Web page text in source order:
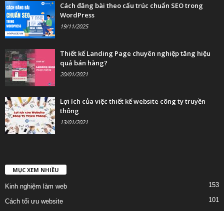
Cách đăng bài theo cấu trúc chuẩn SEO trong
WordPress
19/11/2025
Thiết kế Landing Page chuyên nghiệp tăng hiệu
quả bán hàng?
20/01/2021
Lợi ích của việc thiết kế website công ty truyền
thông
13/01/2021
MỤC XEM NHIỀU
Kinh nghiệm làm web 153
Cách tối ưu website
101